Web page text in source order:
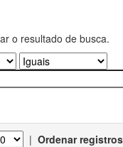
o resultado de busca.
| Ordenar